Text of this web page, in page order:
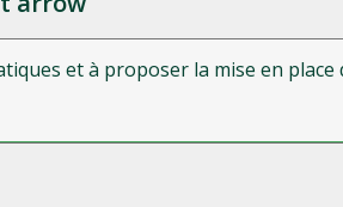
et à proposer la mise en